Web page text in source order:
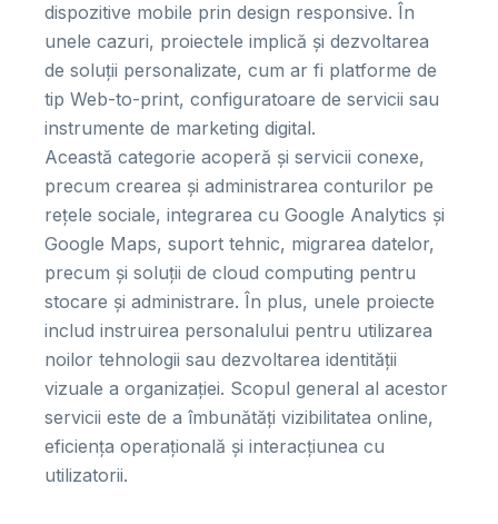
dispozitive mobile prin design responsive. În
unele cazuri, proiectele implică și dezvoltarea
de soluții personalizate, cum ar fi platforme de
tip Web-to-print, configuratoare de servicii sau
instrumente de marketing digital.
Această categorie acoperă și servicii conexe,
precum crearea și administrarea conturilor pe
rețele sociale, integrarea cu Google Analytics și
Google Maps, suport tehnic, migrarea datelor,
precum și soluții de cloud computing pentru
stocare și administrare. În plus, unele proiecte
includ instruirea personalului pentru utilizarea
noilor tehnologii sau dezvoltarea identității
vizuale a organizației. Scopul general al acestor
servicii este de a îmbunătăți vizibilitatea online,
eficiența operațională și interacțiunea cu
utilizatorii.